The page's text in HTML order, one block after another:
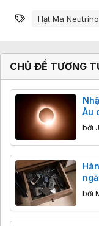
Từ khóa
Hạt Ma Neutrino
CHỦ ĐỀ TƯƠNG
Âu
bởi
bởi